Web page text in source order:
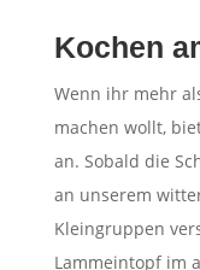
Kochen
Wenn ihr mehr
machen wollt,
an. Sobald die
an unserem
Kleingruppen
Lammeintopf im